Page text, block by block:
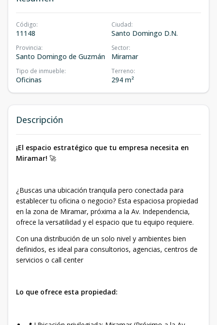
Código:
11148
Ciudad:
Santo Domingo D.N.
Provincia:
Santo Domingo de Guzmán
Sector:
Miramar
Tipo de inmueble:
Oficinas
Terreno:
294 m²
Descripción
¡El espacio estratégico que tu empresa necesita en
Miramar! 🚀
¿Buscas una ubicación tranquila pero conectada para
establecer tu oficina o negocio? Esta espaciosa propiedad
en la zona de Miramar, próxima a la Av. Independencia,
ofrece la versatilidad y el espacio que tu equipo requiere.
Con una distribución de un solo nivel y ambientes bien
definidos, es ideal para consultorios, agencias, centros de
servicios o call center
Lo que ofrece esta propiedad: